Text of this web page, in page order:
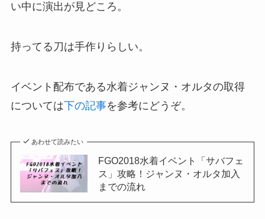
い中に演出が見どころ。
持ってる刀は手作りらしい。
イベント配布である水着ジャンヌ・オルタの取得
については下の記事を参考にどうぞ。
あわせて読みたい
FGO2018水着イベント「サバフェ
ス」攻略！ジャンヌ・オルタ加入
までの流れ